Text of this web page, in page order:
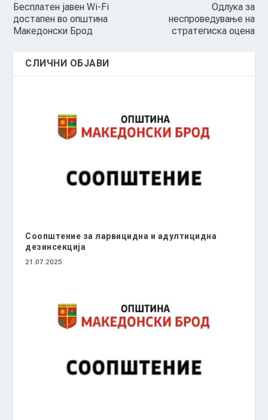
Бесплатен јавен Wi-Fi
достапен во општина
Македонски Брод
Одлука за
неспроведување на
стратегиска оцена
СЛИЧНИ ОБЈАВИ
Соопштение за ларвицидна и адултицидна
дезинсекција
21.07.2025